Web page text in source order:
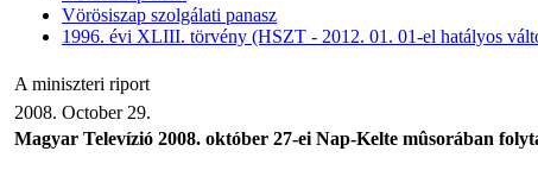
Vörösiszap szolgálati panasz
1996. évi XLIII. törvény (HSZT - 2012. 01. 01-el hatályos
A miniszteri riport
2008. October 29.
Magyar Televízió 2008. október 27-ei Nap-Kelte mûsorában